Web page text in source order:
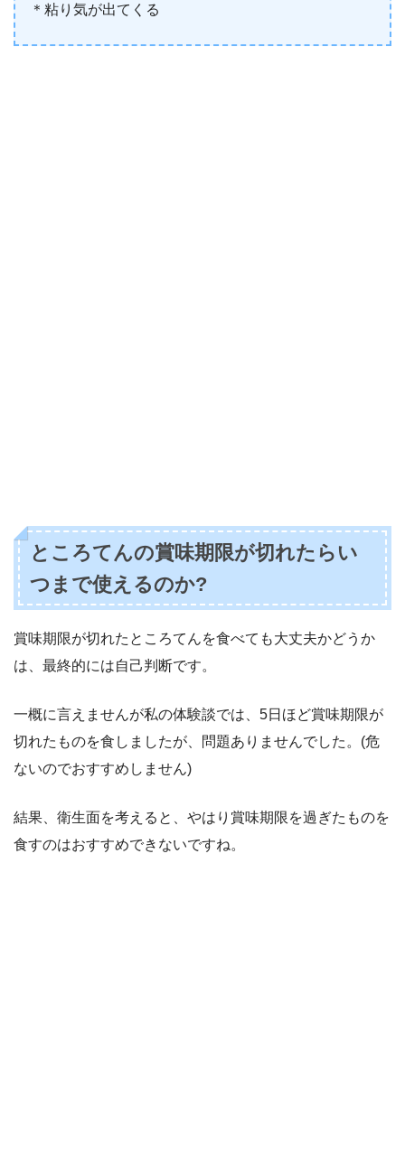
＊粘り気が出てくる
ところてんの賞味期限が切れたらい
つまで使えるのか?
賞味期限が切れたところてんを食べても大丈夫かどうか
は、最終的には自己判断です。
一概に言えませんが私の体験談では、5日ほど賞味期限が
切れたものを食しましたが、問題ありませんでした。(危
ないのでおすすめしません)
結果、衛生面を考えると、やはり賞味期限を過ぎたものを
食すのはおすすめできないですね。